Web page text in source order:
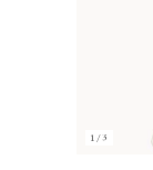
1/3